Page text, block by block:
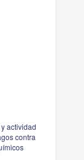
actividad
contra